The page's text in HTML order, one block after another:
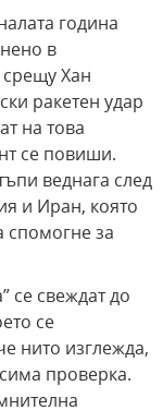
година
в
срещу Хан
ракетен удар
на това
се повиши.
веднага след
и Иран, която
спомогне за
се свеждат до
се
нито изглежда,
проверка.